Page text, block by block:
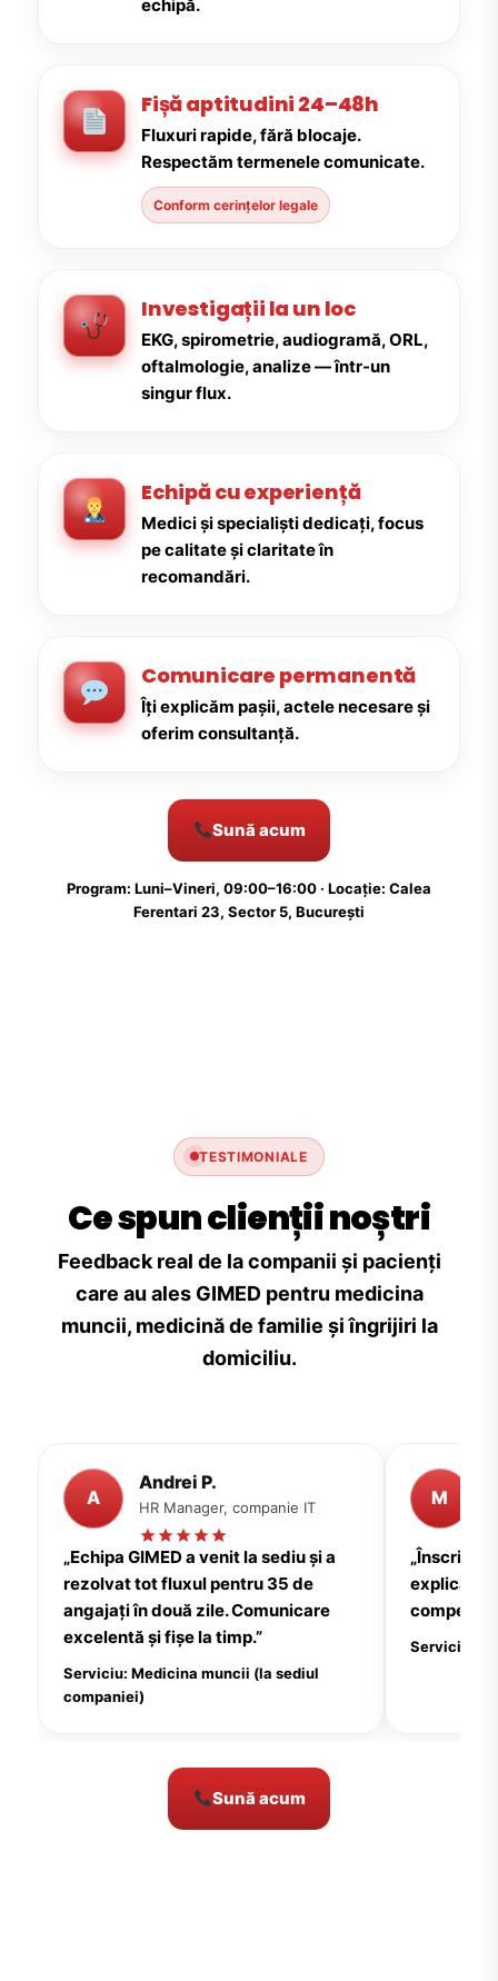
echipă.
Fișă aptitudini 24–48h
Fluxuri rapide, fără blocaje.
Respectăm termenele comunicate.
Conform cerințelor legale
Investigații la un loc
EKG, spirometrie, audiogramă, ORL,
oftalmologie, analize — într-un
singur flux.
Echipă cu experiență
Medici și specialiști dedicați, focus
pe calitate și claritate în
recomandări.
Comunicare permanentă
Îți explicăm pașii, actele necesare și
oferim consultanță.
Sună acum
Program: Luni–Vineri, 09:00–16:00 · Locație: Calea
Ferentari 23, Sector 5, București
TESTIMONIALE
Ce spun clienții noștri
Feedback real de la companii și pacienți
care au ales GIMED pentru medicina
muncii, medicină de familie și îngrijiri la
domiciliu.
A
Andrei P.
HR Manager, companie IT
„Echipa GIMED a venit la sediu și a
rezolvat tot fluxul pentru 35 de
angajați în două zile. Comunicare
excelentă și fișe la timp.”
Serviciu: Medicina muncii (la sediul
companiei)
M
explicații
Serviciu:
Sună acum